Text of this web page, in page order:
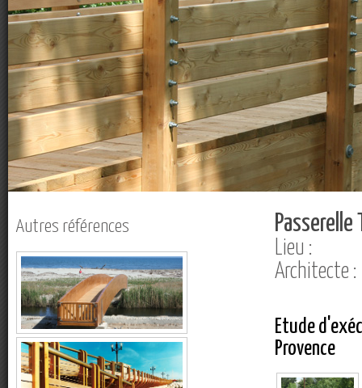
Autres références Passerelle
Lieu :
Architecte :
Etude
Provence